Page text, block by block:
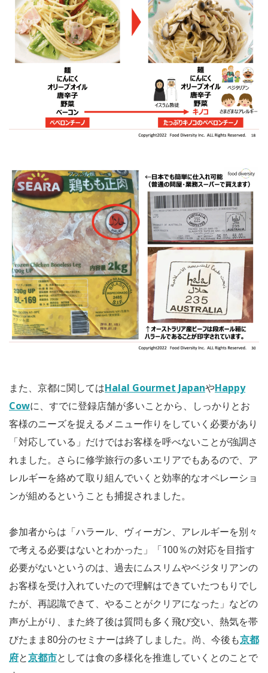
また、京都に関してはHalal Gourmet JapanやHappy
Cowに、すでに登録店舗が多いことから、しっかりとお
客様のニーズを捉えるメニュー作りをしていく必要があり
「対応している」だけではお客様を呼べないことが強調さ
れました。さらに修学旅行の多いエリアでもあるので、ア
レルギーを絡めて取り組んでいくと効率的なオペレーショ
ンが組めるということも捕捉されました。
参加者からは「ハラール、ヴィーガン、アレルギーを別々
で考える必要はないとわかった」「100％の対応を目指す
必要がないというのは、過去にムスリムやベジタリアンの
お客様を受け入れていたので理解はできていたつもりでし
たが、再認識できて、やることがクリアになった」などの
声が上がり、また終了後は質問も多く飛び交い、熱気を帯
びたまま80分のセミナーは終了しました。尚、今後も京都
府と京都市としては食の多様化を推進していくとのことで